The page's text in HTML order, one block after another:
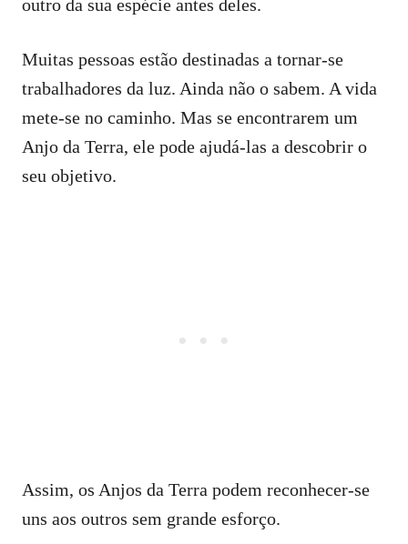
outro da sua espécie antes deles.
Muitas pessoas estão destinadas a tornar-se
trabalhadores da luz. Ainda não o sabem. A vida
mete-se no caminho. Mas se encontrarem um
Anjo da Terra, ele pode ajudá-las a descobrir o
seu objetivo.
Assim, os Anjos da Terra podem reconhecer-se
uns aos outros sem grande esforço.